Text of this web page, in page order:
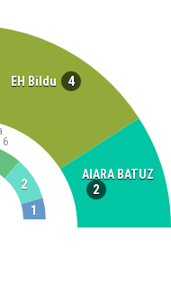
EH Bildu 4
AIARA BATUZ
2
6
2
1